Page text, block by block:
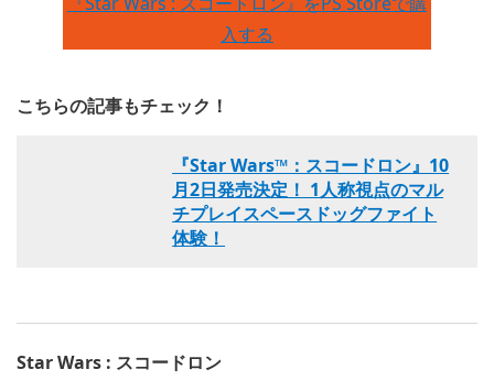
入する
こちらの記事もチェック！
『Star Wars™：スコードロン』10
月2日発売決定！ 1人称視点のマル
チプレイスペースドッグファイト
体験！
Star Wars : スコードロン